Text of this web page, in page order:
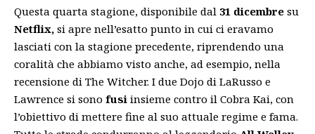
Questa quarta stagione, disponibile dal 31 dicembre su
Netflix, si apre nell’esatto punto in cui ci eravamo
lasciati con la stagione precedente, riprendendo una
coralità che abbiamo visto anche, ad esempio, nella
recensione di The Witcher. I due Dojo di LaRusso e
Lawrence si sono fusi insieme contro il Cobra Kai, con
l’obiettivo di mettere fine al suo attuale regime e fama.